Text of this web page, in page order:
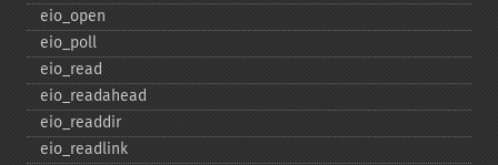
eio_​open
eio_​poll
eio_​read
eio_​readahead
eio_​readdir
eio_​readlink